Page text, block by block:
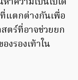
ตกต่างกันเพื่อ
ตร์ที่อาจช่วยยก
รองเท้าใน